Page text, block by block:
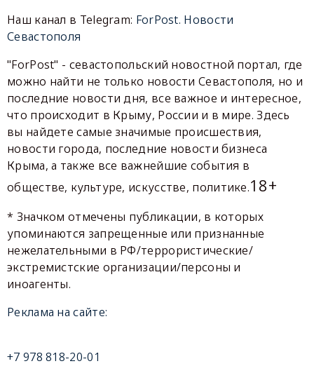
Наш канал в Telegram: ForPost. Новости
Севастополя
"ForPost" - севастопольский новостной портал, где
можно найти не только новости Севастополя, но и
последние новости дня, все важное и интересное,
что происходит в Крыму, России и в мире. Здесь
вы найдете самые значимые происшествия,
новости города, последние новости бизнеса
Крыма, а также все важнейшие события в
обществе, культуре, искусстве, политике.18+
* Значком отмечены публикации, в которых
упоминаются запрещенные или признанные
нежелательными в РФ/террористические/
экстремистские организации/персоны и
иноагенты.
Реклама на сайте:
+7 978 818-20-01